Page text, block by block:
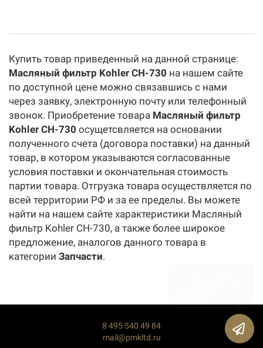
Купить товар приведенный на данной странице:
Масляный фильтр Kohler CH-730 на нашем сайте
по доступной цене можно связавшись с нами
через заявку, электронную почту или телефонный
звонок. Приобретение товара Масляный фильтр
Kohler CH-730 осущетсвляется на основании
полученного счета (договора поставки) на данный
товар, в котором указываются согласованные
условия поставки и окончательная стоимость
партии товара. Отгрузка товара осуществляется по
всей территории РФ и за ее пределы. Вы можете
найти на нашем сайте характеристики Масляный
фильтр Kohler CH-730, а также более широкое
предложение, аналогов данного товара в
категории Запчасти.
8 495 540 49 84
mail@pmkltd.ru